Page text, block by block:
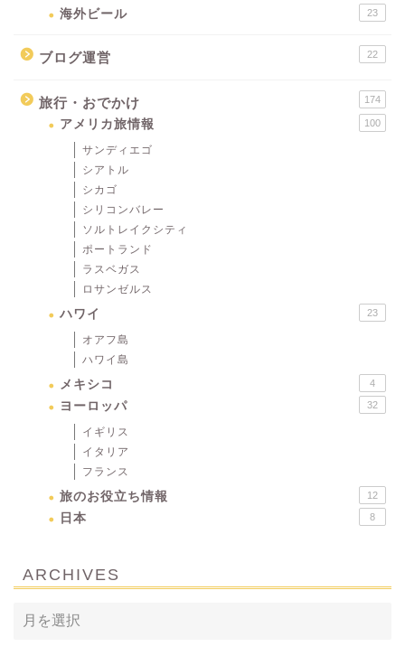
海外ビール 23
ブログ運営 22
旅行・おでかけ 174
アメリカ旅情報 100
サンディエゴ
シアトル
シカゴ
シリコンバレー
ソルトレイクシティ
ポートランド
ラスベガス
ロサンゼルス
ハワイ 23
オアフ島
ハワイ島
メキシコ 4
ヨーロッパ 32
イギリス
イタリア
フランス
旅のお役立ち情報 12
日本 8
ARCHIVES